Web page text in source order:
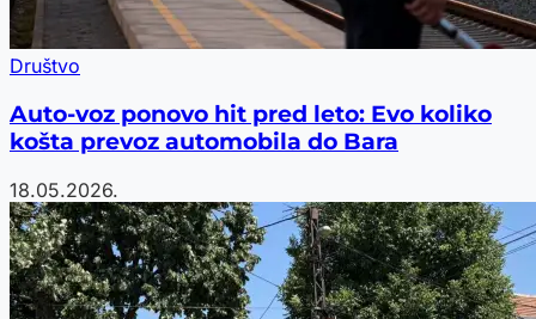
Društvo
Auto-voz ponovo hit pred leto: Evo koliko
košta prevoz automobila do Bara
18.05.2026.